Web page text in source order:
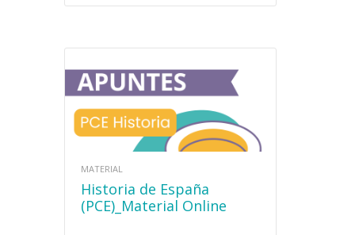
MATERIAL
Historia de España
(PCE)_Material Online